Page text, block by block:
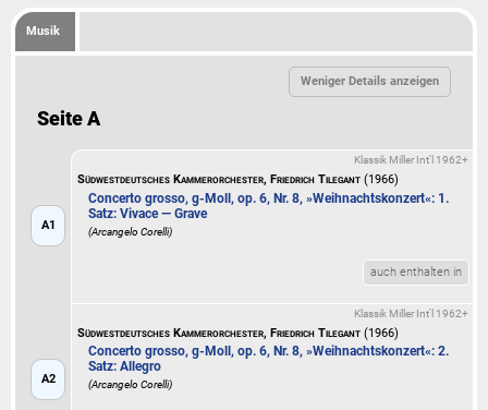
Musik
Seite A
A1
Klassik Miller Int'l 1962+
Südwestdeutsches Kammerorchester, Friedrich Tilegant (1966)
Concerto grosso, g-Moll, op. 6, Nr. 8, »Weihnachtskonzert«: 1.
Satz: Vivace — Grave
(Arcangelo Corelli)
auch enthalten in
A2
Klassik Miller Int'l 1962+
Südwestdeutsches Kammerorchester, Friedrich Tilegant (1966)
Concerto grosso, g-Moll, op. 6, Nr. 8, »Weihnachtskonzert«: 2.
Satz: Allegro
(Arcangelo Corelli)